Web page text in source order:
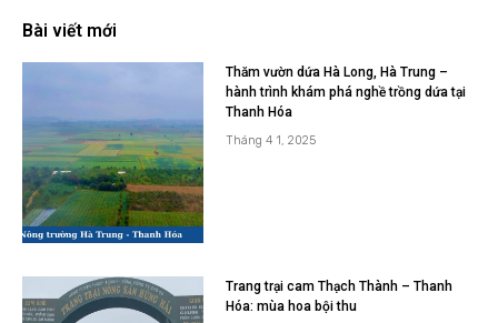
Bài viết mới
Thăm vườn dứa Hà Long, Hà Trung –
hành trình khám phá nghề trồng dứa tại
Thanh Hóa
Tháng 4 1, 2025
Trang trại cam Thạch Thành – Thanh
Hóa: mùa hoa bội thu